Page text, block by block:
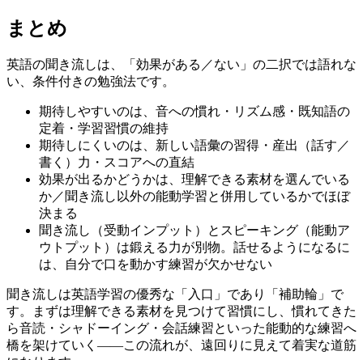
まとめ
英語の聞き流しは、「効果がある／ない」の二択では語れな
い、条件付きの勉強法です。
期待しやすいのは、音への慣れ・リズム感・既知語の
定着・学習習慣の維持
期待しにくいのは、新しい語彙の習得・産出（話す／
書く）力・スコアへの直結
効果が出るかどうかは、理解できる素材を選んでいる
か／聞き流し以外の能動学習と併用しているかでほぼ
決まる
聞き流し（受動インプット）とスピーキング（能動ア
ウトプット）は鍛える力が別物。話せるようになるに
は、自分で口を動かす練習が欠かせない
聞き流しは英語学習の優秀な「入口」であり「補助輪」で
す。まずは理解できる素材を見つけて習慣にし、慣れてきた
ら音読・シャドーイング・会話練習といった能動的な練習へ
橋を架けていく――この流れが、遠回りに見えて着実な道筋